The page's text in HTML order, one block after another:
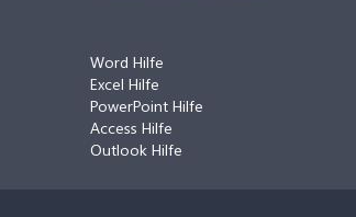
Word Hilfe
Excel Hilfe
PowerPoint Hilfe
Access Hilfe
Outlook Hilfe